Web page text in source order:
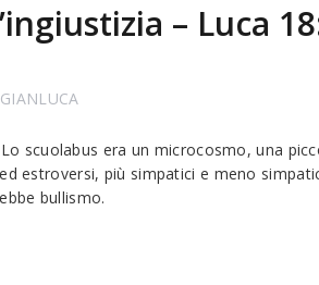
– Luca
GIANLUCA
scuolabus era un microcosmo, una
estroversi, più simpatici e meno
bullismo.